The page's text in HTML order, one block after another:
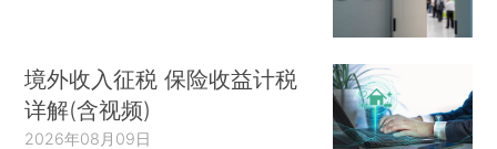
境外收入征税 保险收益计税
详解(含视频)
2026年08月09日